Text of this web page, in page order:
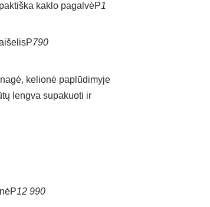
kaklo pagalvėP1
P790
kelionė paplūdimyje
lengva supakuoti ir
P12 990